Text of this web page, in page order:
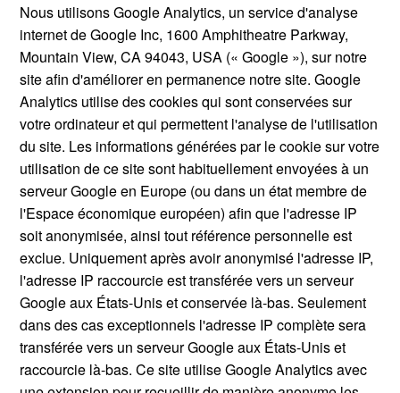
Nous utilisons Google Analytics, un service d'analyse
internet de Google Inc, 1600 Amphitheatre Parkway,
Mountain View, CA 94043, USA (« Google »), sur notre
site afin d'améliorer en permanence notre site. Google
Analytics utilise des cookies qui sont conservées sur
votre ordinateur et qui permettent l'analyse de l'utilisation
du site. Les informations générées par le cookie sur votre
utilisation de ce site sont habituellement envoyées à un
serveur Google en Europe (ou dans un état membre de
l'Espace économique européen) afin que l'adresse IP
soit anonymisée, ainsi tout référence personnelle est
exclue. Uniquement après avoir anonymisé l'adresse IP,
l'adresse IP raccourcie est transférée vers un serveur
Google aux États-Unis et conservée là-bas. Seulement
dans des cas exceptionnels l'adresse IP complète sera
transférée vers un serveur Google aux États-Unis et
raccourcie là-bas. Ce site utilise Google Analytics avec